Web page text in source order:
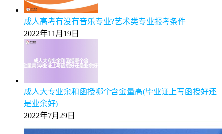
成人高考有没有音乐专业?艺术类专业报考条件
2022年11月19日
成人大专业余和函授哪个含金量高(毕业证上写函授好还
是业余好)
2022年7月29日